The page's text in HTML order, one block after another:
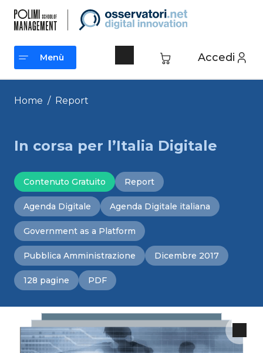
contenuto
Accedi
Menù
Menù
Home / Report
In corsa per l’Italia Digitale
Contenuto Gratuito Report
Agenda Digitale Agenda Digitale italiana
Government as a Platform
Pubblica Amministrazione Dicembre 2017
128 pagine PDF